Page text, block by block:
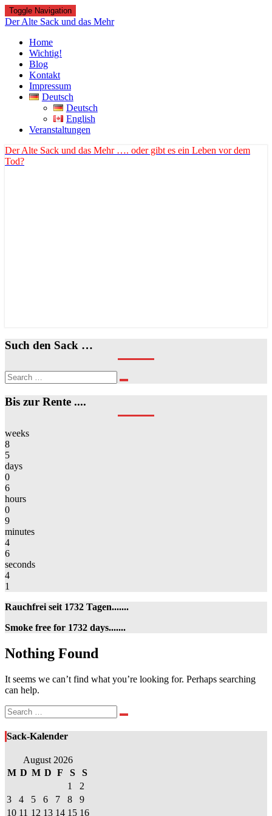
Toggle Navigation
Der Alte Sack und das Mehr
Home
Wichtig!
Blog
Kontakt
Impressum
Deutsch
Deutsch
English
Veranstaltungen
Der Alte Sack und das Mehr …. oder gibt es ein Leben vor dem
Tod?
Such den Sack …
Search
for:
Search
Bis zur Rente ....
weeks
8
5
days
0
6
hours
0
9
minutes
4
6
seconds
4
1
Rauchfrei seit 1732 Tagen.......
Smoke free for 1732 days.......
Nothing
Found
Nothing Found
It seems we can’t find what you’re looking for. Perhaps searching
can help.
Search
for:
Search
Sack-Kalender
August 2026
M D M D F S
S
1
2
3
4 5 6 7 8
9
10 11 12 13 14 15 16